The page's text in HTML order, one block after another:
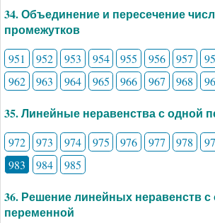
34. Объединение и пересечение
промежутков
951 952 953 954 955 956 957
962
963 964 965 966 967 968
35. Линейные неравенства с одной
972 973 974 975 976 977 978
983
984 985
36. Решение линейных неравенств с
переменной